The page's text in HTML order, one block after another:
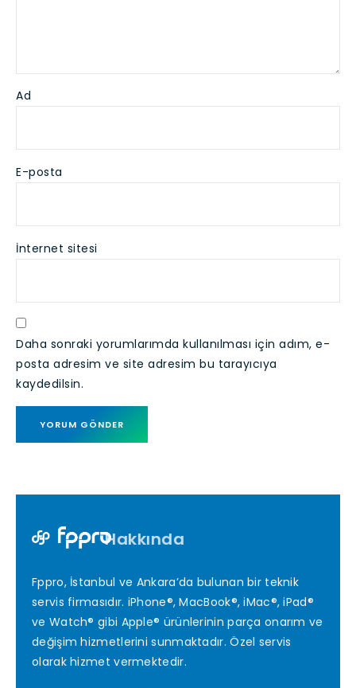
Ad
E-posta
İnternet sitesi
Daha sonraki yorumlarımda kullanılması için adım, e-
posta adresim ve site adresim bu tarayıcıya
kaydedilsin.
Hakkında
Fppro, İstanbul ve Ankara’da bulunan bir teknik
servis firmasıdır. iPhone®, MacBook®, iMac®, iPad®
ve Watch® gibi Apple® ürünlerinin parça onarım ve
değişim hizmetlerini sunmaktadır. Özel servis
olarak hizmet vermektedir.